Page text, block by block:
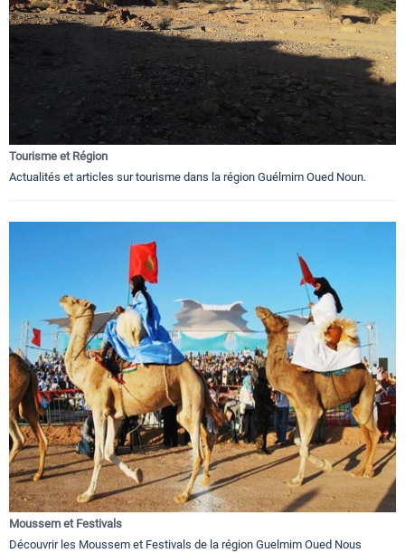
Tourisme et Région
Actualités et articles sur tourisme dans la région Guélmim Oued Noun.
Moussem et Festivals
Découvrir les Moussem et Festivals de la région Guelmim Oued Nous